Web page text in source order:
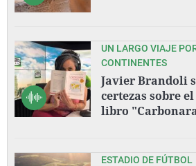
UN LARGO VIAJE
CONTINENTES
Javier Brandoli
certezas sobre
libro
ESTADIO DE FÚTBOL